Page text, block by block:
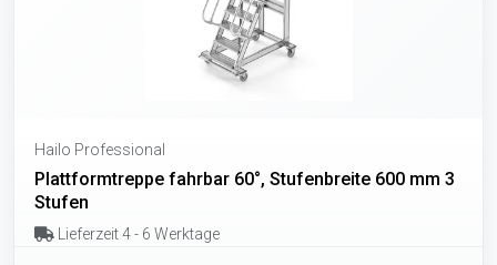
Hailo Professional
Plattformtreppe fahrbar 60°, Stufenbreite 600 mm 3
Stufen
Lieferzeit 4 - 6 Werktage